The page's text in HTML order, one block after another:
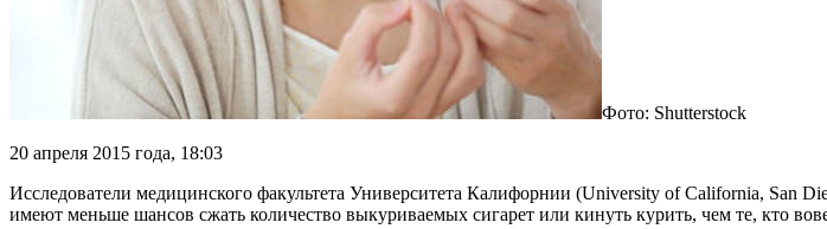
Фото: Shutterstock
20 апреля 2015 года, 18:03
Исследователи медицинского факультета Университета Калифорнии (University of California,
имеют меньше шансов сжать количество выкуриваемых сигарет или кинуть курить, чем те, кто